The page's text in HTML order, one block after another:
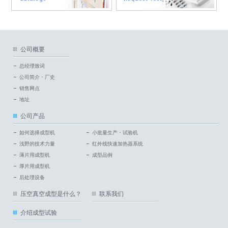
公司概要
总经理致词
公司简介・厂史
销售网点
地址
公司产品
如何选择成型机
浅野的技术力量
薄片用成型机
厚片用成型机
后处理设备
小批量生产・试验机
红外线快速加热器系统
成型品例
压空真空成型是什么？
介绍成型试验
联系我们